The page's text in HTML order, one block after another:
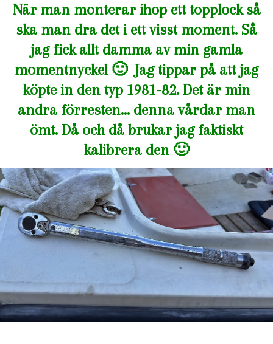
När man monterar ihop ett topplock så
ska man dra det i ett visst moment. Så
jag fick allt damma av min gamla
momentnyckel 🙂 Jag tippar på att jag
köpte in den typ 1981-82. Det är min
andra förresten… denna vårdar man
ömt. Då och då brukar jag faktiskt
kalibrera den 🙂